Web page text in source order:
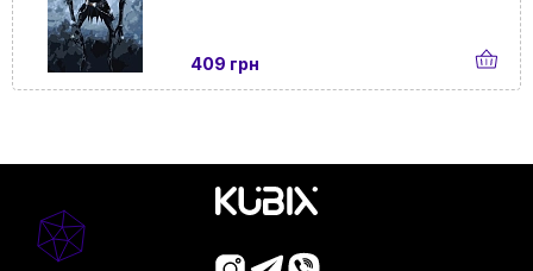
409 грн